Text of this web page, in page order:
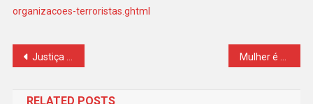
organizacoes-terroristas.ghtml
Navegação
Justiça tem recorde no número de medidas protetivas concedidas a mulheres
RELATED POSTS